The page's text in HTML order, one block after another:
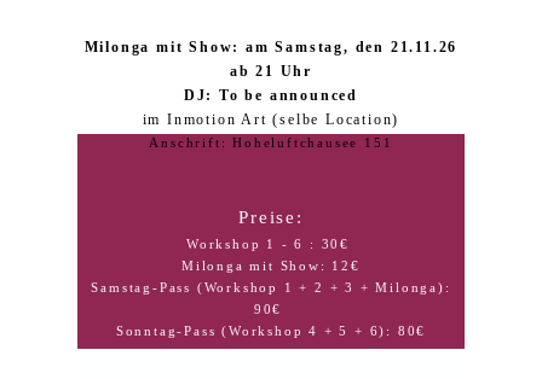
Milonga mit Show: am Samstag, den 21.11.26
ab 21 Uhr
DJ: To be announced
im Inmotion Art (selbe Location)
Anschrift:Hoheluftchausee 151
Preise:
Workshop 1 - 6 : 30€
Milonga mit Show: 12€
Samstag-Pass (Workshop 1 + 2 + 3 + Milonga):
90€
Sonntag-Pass (Workshop 4 + 5 + 6): 80€
Weekend-Pass (alles!): 160€
Anmeldung
Workshop 1: Werkzeuge für deinen Tango
Workshop 2: Technik für Folgende